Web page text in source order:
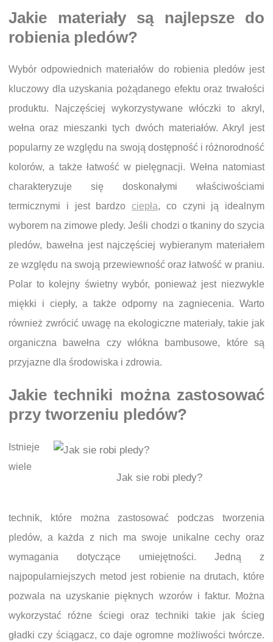
Jakie materiały są najlepsze do
robienia pledów?
Wybór odpowiednich materiałów do robienia pledów jest
kluczowy dla uzyskania pożądanego efektu oraz trwałości
produktu. Najczęściej wykorzystywane włóczki to akryl,
wełna oraz mieszanki tych dwóch materiałów. Akryl jest
popularny ze względu na swoją dostępność i różnorodność
kolorów, a także łatwość w pielęgnacji. Wełna natomiast
charakteryzuje się doskonałymi właściwościami
termicznymi i jest bardzo ciepła, co czyni ją idealnym
wyborem na zimowe pledy. Jeśli chodzi o tkaniny do szycia
pledów, bawełna jest najczęściej wybieranym materiałem
ze względu na swoją przewiewność oraz łatwość w praniu.
Polar to kolejny świetny wybór, ponieważ jest niezwykle
miękki i ciepły, a także odporny na zagniecenia. Warto
również zwrócić uwagę na ekologiczne materiały, takie jak
organiczna bawełna czy włókna bambusowe, które są
przyjazne dla środowiska i zdrowia.
Jakie techniki można zastosować
przy tworzeniu pledów?
Jak sie robi pledy?
Istnieje
wiele
technik, które można zastosować podczas tworzenia
pledów, a każda z nich ma swoje unikalne cechy oraz
wymagania dotyczące umiejętności. Jedną z
najpopularniejszych metod jest robienie na drutach, które
pozwala na uzyskanie pięknych wzorów i faktur. Można
wykorzystać różne ściegi oraz techniki takie jak ścieg
gładki czy ściągacz, co daje ogromne możliwości twórcze.